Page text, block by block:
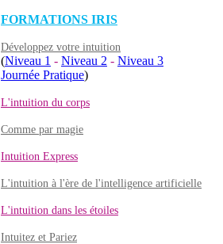
FORMATIONS IRIS
Développez votre intuition
(Niveau 1 - Niveau 2 - Niveau 3
Journée Pratique)
L'intuition du corps
Comme par magie
Intuition Express
L'intuition à l'ère de l'intelligence artificielle
L'intuition dans les étoiles
Intuitez et Pariez